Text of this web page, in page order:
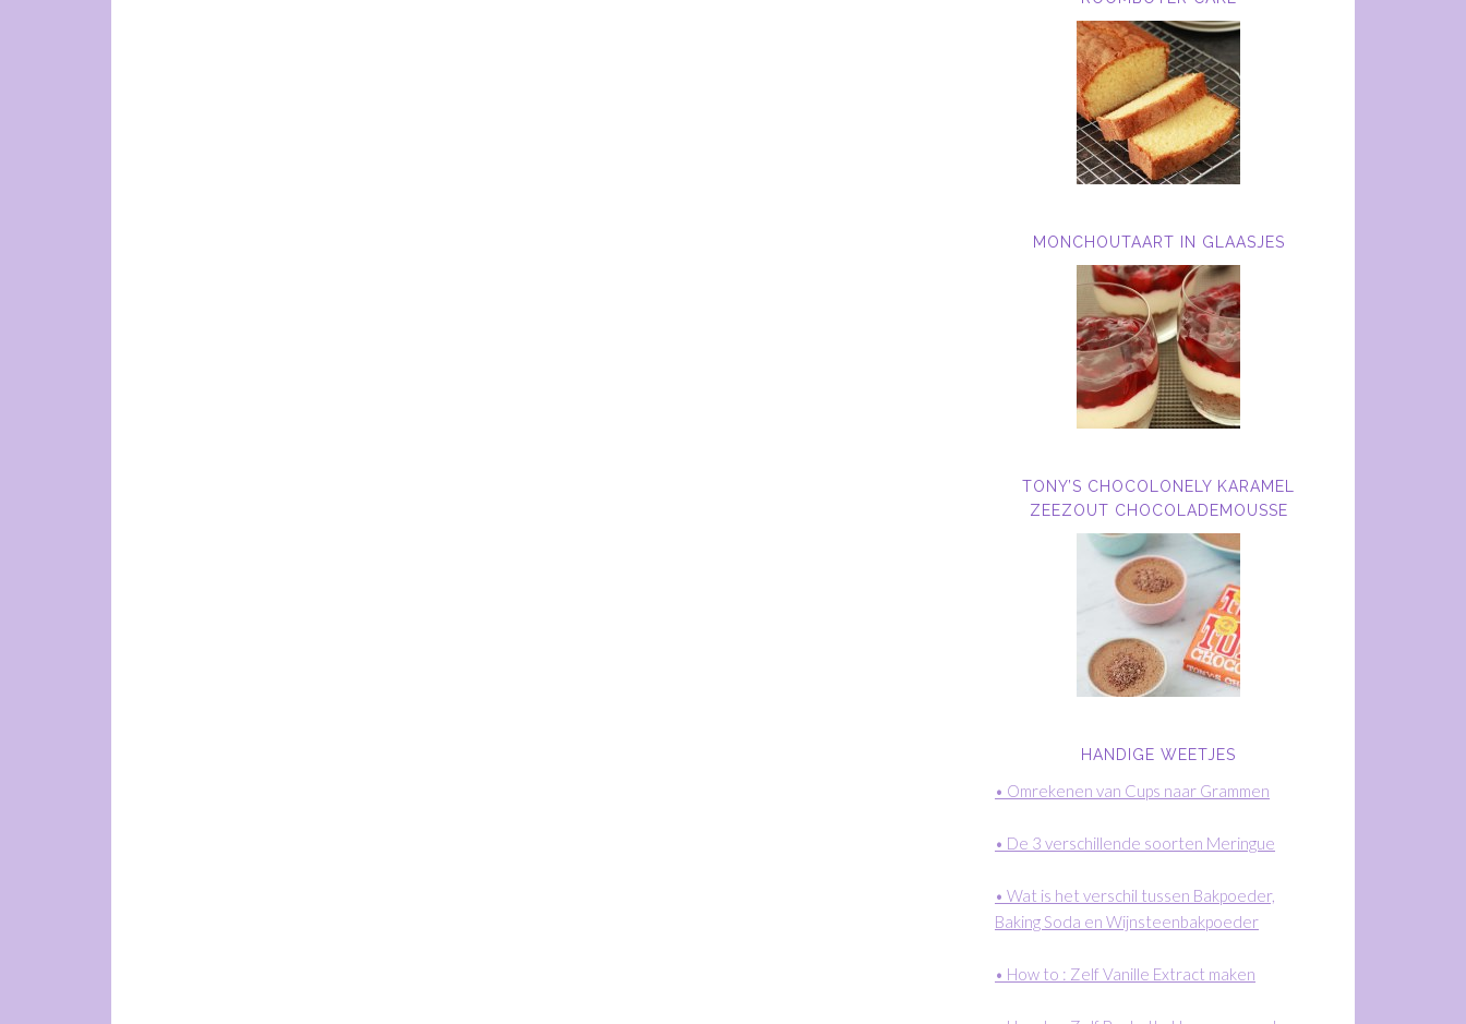
MONCHOUTAART IN GLAASJES
TONY’S CHOCOLONELY KARAMEL
ZEEZOUT CHOCOLADEMOUSSE
HANDIGE WEETJES
• Omrekenen van Cups naar Grammen
• De 3 verschillende soorten Meringue
• Wat is het verschil tussen Bakpoeder,
Baking Soda en Wijnsteenbakpoeder
• How to : Zelf Vanille Extract maken